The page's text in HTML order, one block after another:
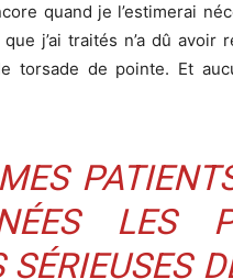
quand je l’estimerai
j’ai traités n’a dû avoir
torsade de pointe. Et
LES